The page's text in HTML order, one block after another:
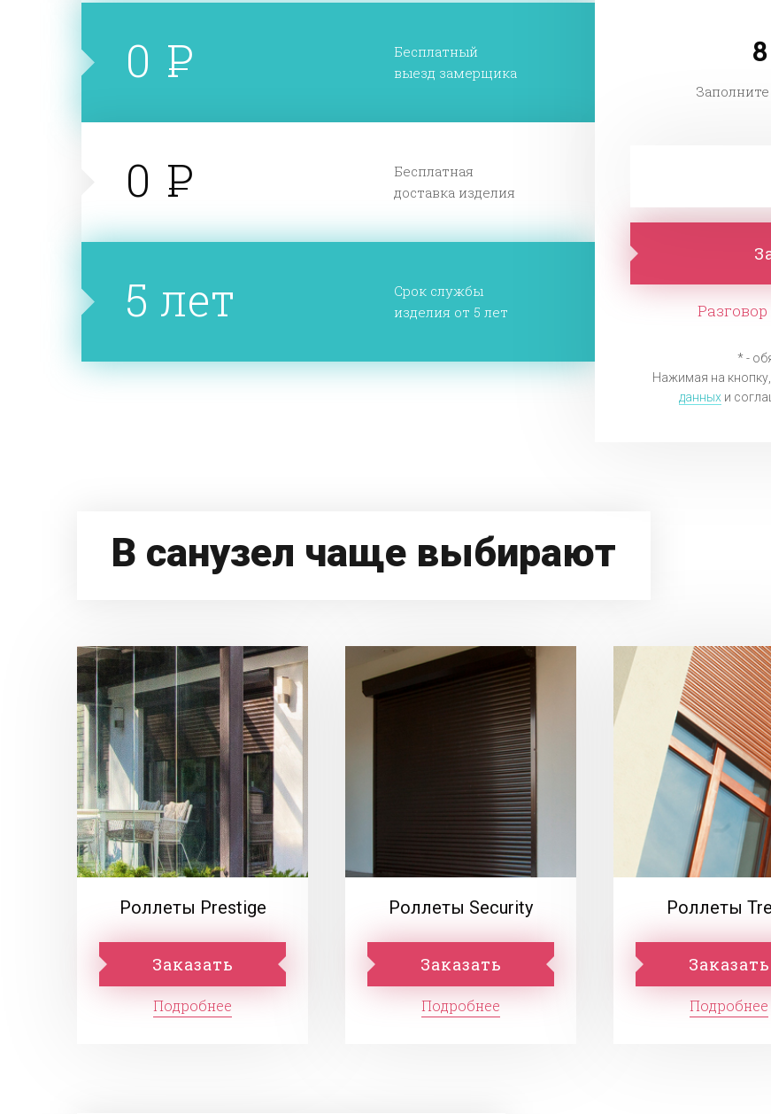
0
Бесплатный
выезд замерщика
0
Бесплатная
доставка изделия
5 лет
Срок службы
изделия от 5 лет
* -
Нажимая на
данных и
В санузел чаще выбирают
Роллеты Prestige
Заказать
Подробнее
Роллеты Security
Заказать
Подробнее
Роллеты
Заказать
Подробнее